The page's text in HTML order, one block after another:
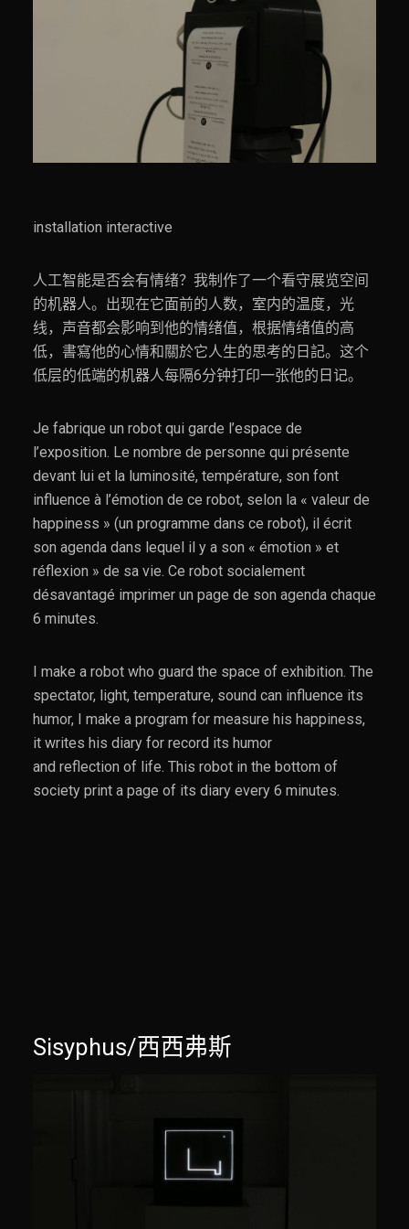
installation interactive
人工智能是否会有情绪？我制作了一个看守展览空间
的机器人。出现在它面前的人数，室内的温度，光
线，声音都会影响到他的情绪值，根据情绪值的高
低，書寫他的心情和關於它人生的思考的日記。这个
低层的低端的机器人每隔6分钟打印一张他的日记。
Je fabrique un robot qui garde l’espace de
l’exposition. Le nombre de personne qui présente
devant lui et la luminosité, température, son font
influence à l’émotion de ce robot, selon la « valeur de
happiness » (un programme dans ce robot), il écrit
son agenda dans lequel il y a son « émotion » et
réflexion » de sa vie. Ce robot socialement
désavantagé imprimer un page de son agenda chaque
6 minutes.
I make a robot who guard the space of exhibition. The
spectator, light, temperature, sound can influence its
humor, I make a program for measure his happiness,
it writes his diary for record its humor
and reflection of life. This robot in the bottom of
society print a page of its diary every 6 minutes.
Sisyphus/西西弗斯